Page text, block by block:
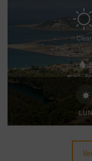
Clear
LUN